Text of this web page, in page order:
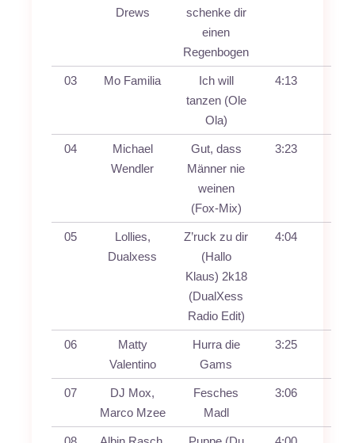
Drews
schenke dir
einen
Regenbogen
03 Mo Familia
Ich will
tanzen (Ole
Ola)
4:13
04
Michael
Wendler
Gut, dass
Männer nie
weinen
(Fox-Mix)
3:23
05
Lollies,
Dualxess
Z’ruck zu dir
(Hallo
Klaus) 2k18
(DualXess
Radio Edit)
4:04
06
Matty
Valentino
Hurra die
Gams
3:25
07
DJ Mox,
Marco Mzee
Fesches
Madl
3:06